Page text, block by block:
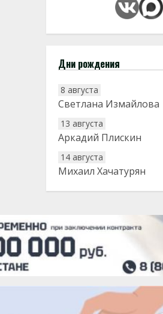
Дни рождения
8 августа
Светлана Измайлова
13 августа
Аркадий Плискин
14 августа
Михаил Хачатурян
20 августа
22 августа
Евгений Ефимов
25 августа
Сэсэгма Бубеева
28 августа
Чингиз Мустафаев